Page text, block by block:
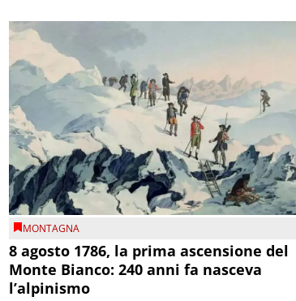
MONTAGNA
8 agosto 1786, la prima ascensione del
Monte Bianco: 240 anni fa nasceva
l’alpinismo